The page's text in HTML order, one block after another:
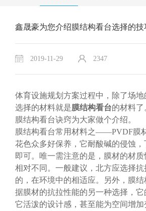
鑫晟豪为您介绍膜结构看台选择的技
2019-11-29 2347
体育设施规划方案过程中，除了场
选择的材料就是膜结构看台的材料了
膜结构看台诀窍为大家做个介绍。
膜结构看台常用材料之——PVDF膜
花色众多好保养，它耐酸碱的侵蚀
即可。唯一需注意的是，膜材的材
相对不同。一般建议，北方应选择
的，在环境中的相适应。另外，膜
据膜材的抗拉性能的另一种选择，
它活泼的设计感，甚至能为空间增加